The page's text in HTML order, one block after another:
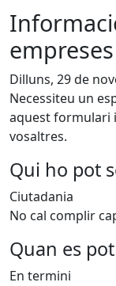
empreses
Dilluns, 29 de
Necessiteu un
aquest formulari
vosaltres.
Qui ho pot
Ciutadania
No cal complir
Quan es
En termini